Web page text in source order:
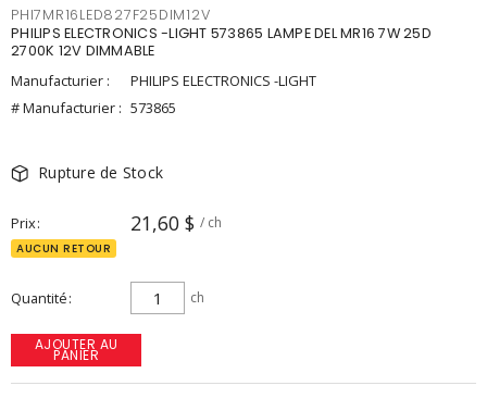
PHI7MR16LED827F25DIM12V
PHILIPS ELECTRONICS -LIGHT 573865 LAMPE DEL MR16 7W 25D
2700K 12V DIMMABLE
Manufacturier :
PHILIPS ELECTRONICS -LIGHT
# Manufacturier : 573865
Rupture de Stock
Prix 21,60 $ / ch
AUCUN RETOUR
Quantité ch
AJOUTER AU
PANIER